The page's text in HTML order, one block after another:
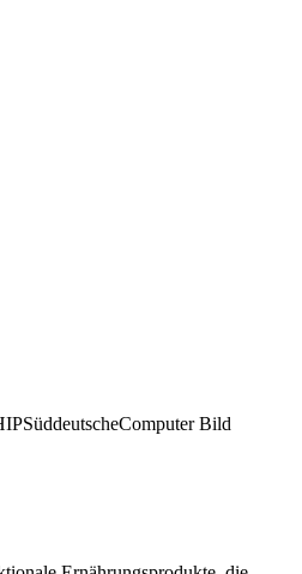
SüddeutscheComputer Bild